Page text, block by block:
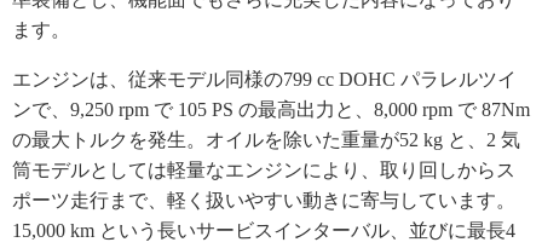
ます。
エンジンは、従来モデル同様の799 cc DOHC パラレルツイ
ンで、9,250 rpm で 105 PS の最高出力と、8,000 rpm で 87Nm
の最大トルクを発生。オイルを除いた重量が52 kg と、2 気
筒モデルとしては軽量なエンジンにより、取り回しからス
ポーツ走行まで、軽く扱いやすい動きに寄与しています。
15,000 km という長いサービスインターバル、並びに最長4